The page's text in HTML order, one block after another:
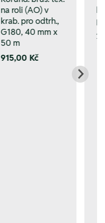
na roli (AO) v
krab. pro odtrh.,
G180, 40 mm x
50 m
915,00 Kč